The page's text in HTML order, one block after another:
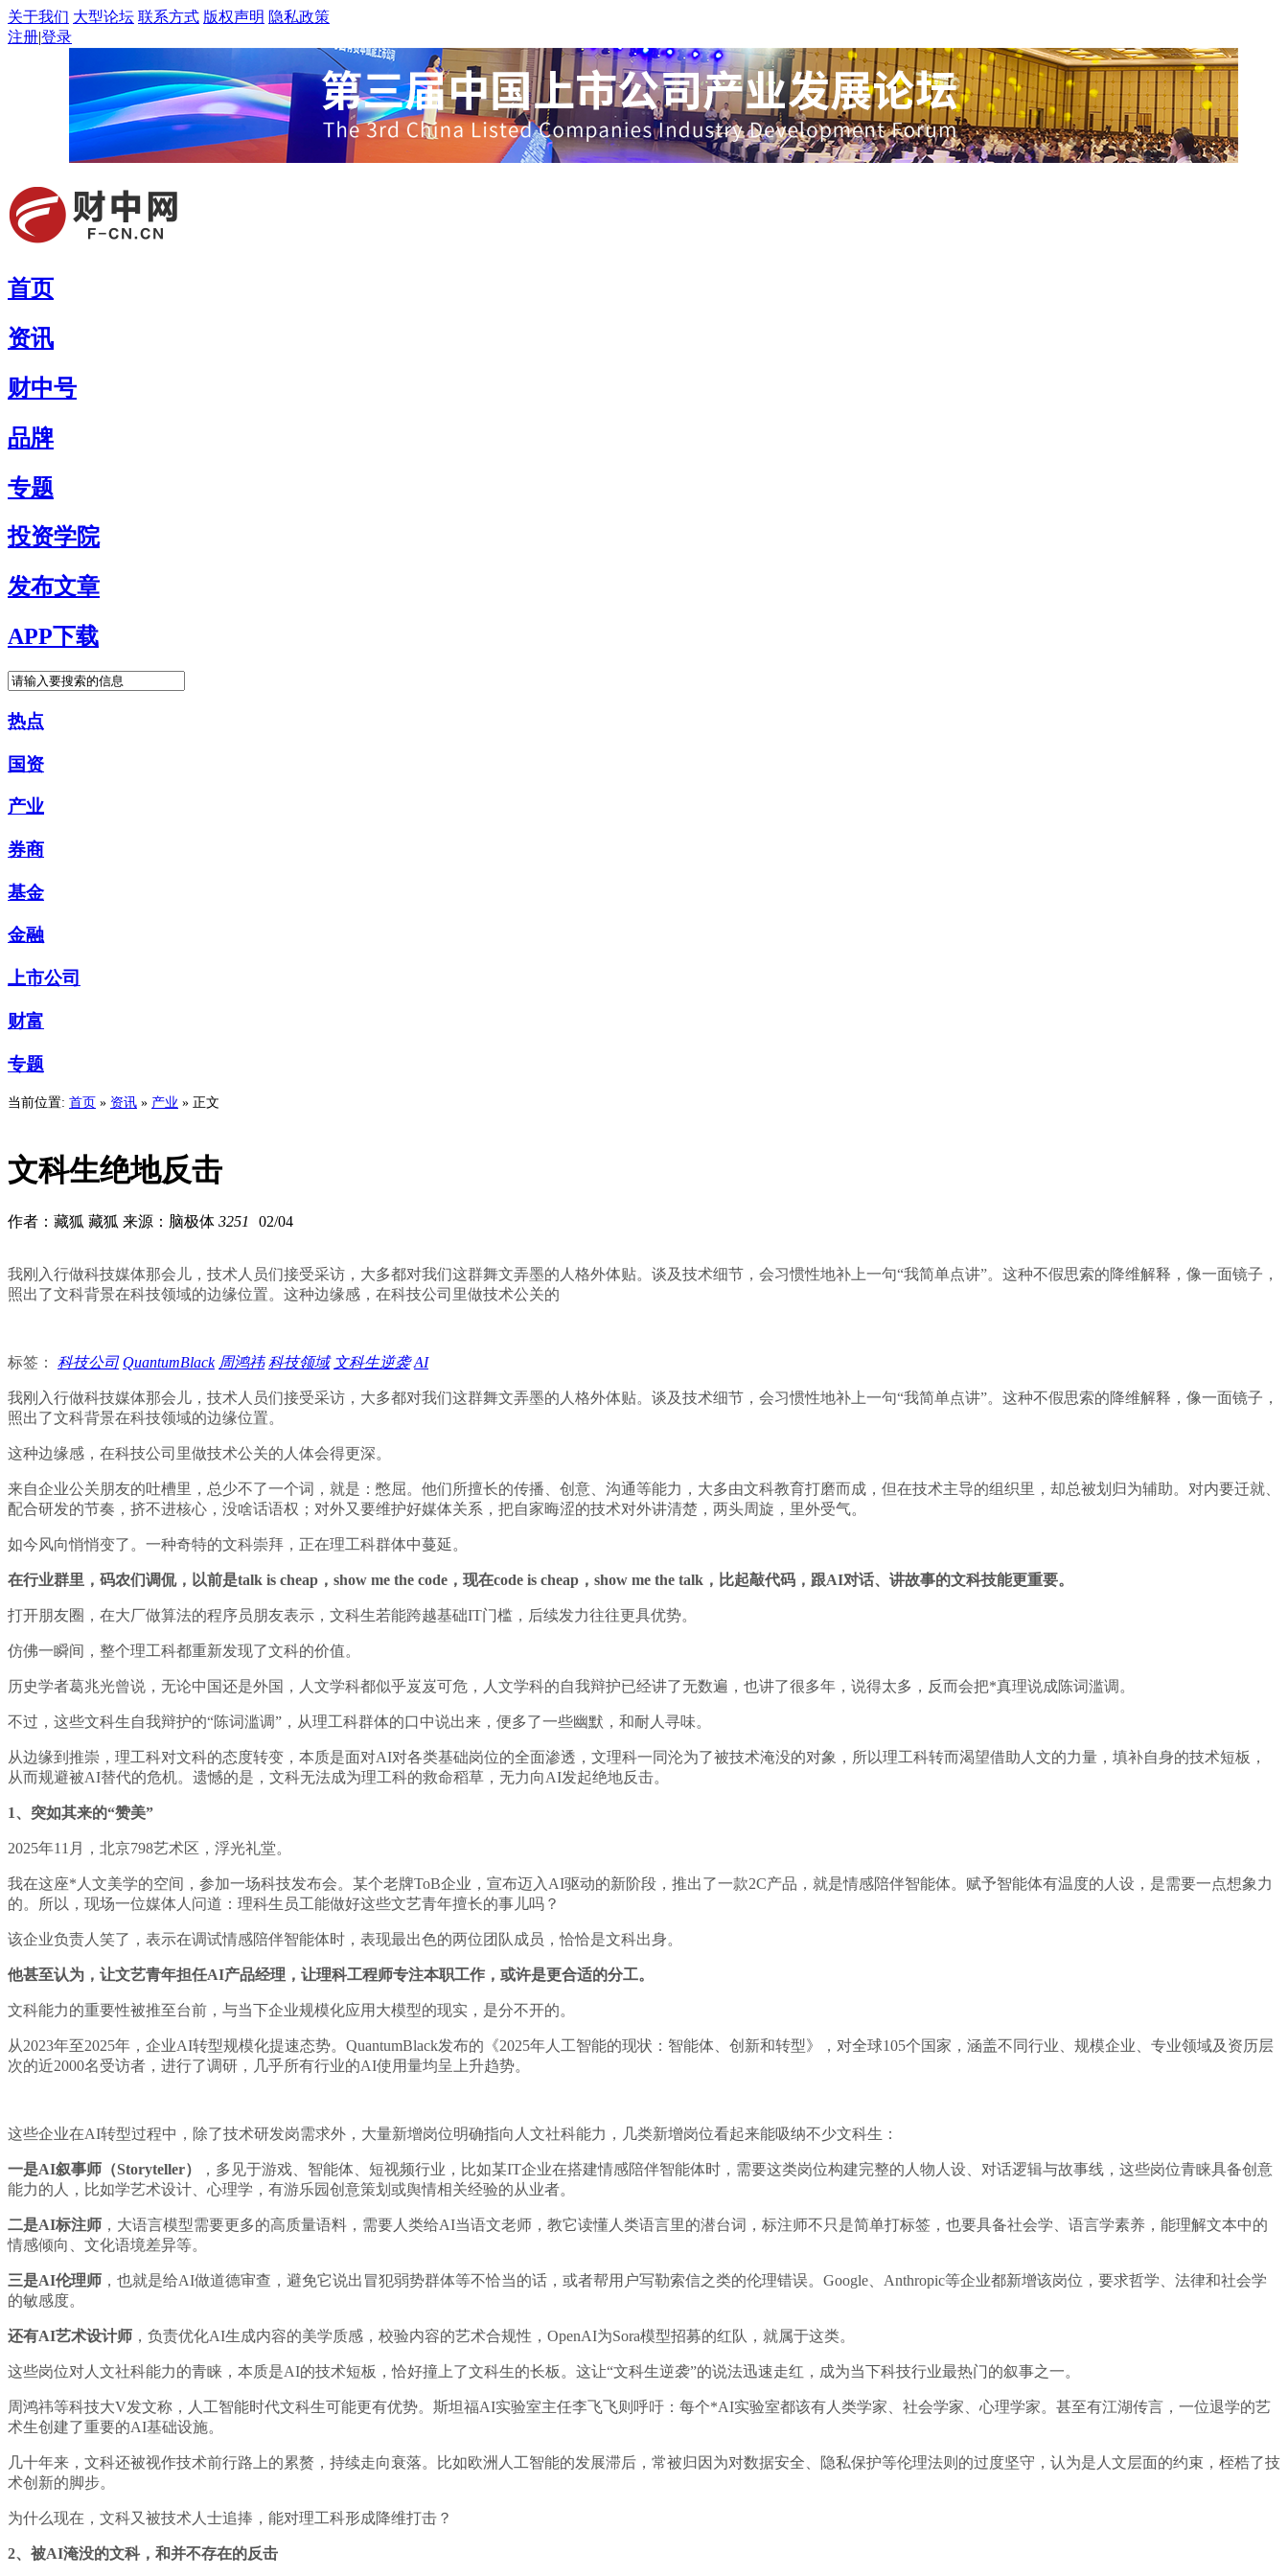
关于我们 大型论坛 联系方式 版权声明 隐私政策
注册|登录
首页
资讯
财中号
品牌
专题
投资学院
发布文章
APP下载
热点
国资
产业
券商
基金
金融
上市公司
财富
专题
当前位置: 首页 » 资讯 » 产业 » 正文
文科生绝地反击
作者：藏狐 藏狐 来源：脑极体 3251 02/04
我刚入行做科技媒体那会儿，技术人员们接受采访，大多都对我们这群舞文弄墨的人格外体贴。谈及技术细节，会习惯性地补上一句“我简单点讲”。这种不假思索的降维解释，像一面镜子，
照出了文科背景在科技领域的边缘位置。这种边缘感，在科技公司里做技术公关的
标签： 科技公司 QuantumBlack 周鸿祎 科技领域 文科生逆袭 AI
我刚入行做科技媒体那会儿，技术人员们接受采访，大多都对我们这群舞文弄墨的人格外体贴。谈及技术细节，会习惯性地补上一句“我简单点讲”。这种不假思索的降维解释，像一面镜子，
照出了文科背景在科技领域的边缘位置。
这种边缘感，在科技公司里做技术公关的人体会得更深。
来自企业公关朋友的吐槽里，总少不了一个词，就是：憋屈。他们所擅长的传播、创意、沟通等能力，大多由文科教育打磨而成，但在技术主导的组织里，却总被划归为辅助。对内要迁就、
配合研发的节奏，挤不进核心，没啥话语权；对外又要维护好媒体关系，把自家晦涩的技术对外讲清楚，两头周旋，里外受气。
如今风向悄悄变了。一种奇特的文科崇拜，正在理工科群体中蔓延。
在行业群里，码农们调侃，以前是talk is cheap，show me the code，现在code is cheap，show me the talk，比起敲代码，跟AI对话、讲故事的文科技能更重要。
打开朋友圈，在大厂做算法的程序员朋友表示，文科生若能跨越基础IT门槛，后续发力往往更具优势。
仿佛一瞬间，整个理工科都重新发现了文科的价值。
历史学者葛兆光曾说，无论中国还是外国，人文学科都似乎岌岌可危，人文学科的自我辩护已经讲了无数遍，也讲了很多年，说得太多，反而会把*真理说成陈词滥调。
不过，这些文科生自我辩护的“陈词滥调”，从理工科群体的口中说出来，便多了一些幽默，和耐人寻味。
从边缘到推崇，理工科对文科的态度转变，本质是面对AI对各类基础岗位的全面渗透，文理科一同沦为了被技术淹没的对象，所以理工科转而渴望借助人文的力量，填补自身的技术短板，
从而规避被AI替代的危机。遗憾的是，文科无法成为理工科的救命稻草，无力向AI发起绝地反击。
1、突如其来的“赞美”
2025年11月，北京798艺术区，浮光礼堂。
我在这座*人文美学的空间，参加一场科技发布会。某个老牌ToB企业，宣布迈入AI驱动的新阶段，推出了一款2C产品，就是情感陪伴智能体。赋予智能体有温度的人设，是需要一点想象力
的。所以，现场一位媒体人问道：理科生员工能做好这些文艺青年擅长的事儿吗？
该企业负责人笑了，表示在调试情感陪伴智能体时，表现最出色的两位团队成员，恰恰是文科出身。
他甚至认为，让文艺青年担任AI产品经理，让理科工程师专注本职工作，或许是更合适的分工。
文科能力的重要性被推至台前，与当下企业规模化应用大模型的现实，是分不开的。
从2023年至2025年，企业AI转型规模化提速态势。QuantumBlack发布的《2025年人工智能的现状：智能体、创新和转型》，对全球105个国家，涵盖不同行业、规模企业、专业领域及资历层
次的近2000名受访者，进行了调研，几乎所有行业的AI使用量均呈上升趋势。
这些企业在AI转型过程中，除了技术研发岗需求外，大量新增岗位明确指向人文社科能力，几类新增岗位看起来能吸纳不少文科生：
一是AI叙事师（Storyteller）
，多见于游戏、智能体、短视频行业，比如某IT企业在搭建情感陪伴智能体时，需要这类岗位构建完整的人物人设、对话逻辑与故事线，这些岗位青睐具备创意
能力的人，比如学艺术设计、心理学，有游乐园创意策划或舆情相关经验的从业者。
二是AI标注师 ，大语言模型需要更多的高质量语料，需要人类给AI当语文老师，教它读懂人类语言里的潜台词，标注师不只是简单打标签，也要具备社会学、语言学素养，能理解文本中的
情感倾向、文化语境差异等。
三是AI伦理师 ，也就是给AI做道德审查，避免它说出冒犯弱势群体等不恰当的话，或者帮用户写勒索信之类的伦理错误。Google、Anthropic等企业都新增该岗位，要求哲学、法律和社会学
的敏感度。
还有AI艺术设计师 ，负责优化AI生成内容的美学质感，校验内容的艺术合规性，OpenAI为Sora模型招募的红队，就属于这类。
这些岗位对人文社科能力的青睐，本质是AI的技术短板，恰好撞上了文科生的长板。这让“文科生逆袭”的说法迅速走红，成为当下科技行业最热门的叙事之一。
周鸿祎等科技大V发文称，人工智能时代文科生可能更有优势。斯坦福AI实验室主任李飞飞则呼吁：每个*AI实验室都该有人类学家、社会学家、心理学家。甚至有江湖传言，一位退学的艺
术生创建了重要的AI基础设施。
几十年来，文科还被视作技术前行路上的累赘，持续走向衰落。比如欧洲人工智能的发展滞后，常被归因为对数据安全、隐私保护等伦理法则的过度坚守，认为是人文层面的约束，桎梏了技
术创新的脚步。
为什么现在，文科又被技术人士追捧，能对理工科形成降维打击？
2、 被AI淹没的文科，和并不存在的反击